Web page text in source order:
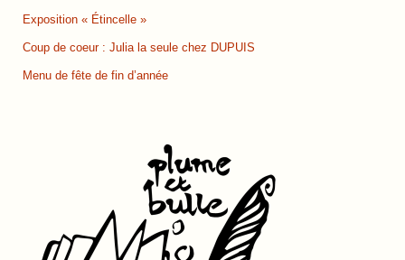
Exposition « Étincelle »
Coup de coeur : Julia la seule chez DUPUIS
Menu de fête de fin d’année